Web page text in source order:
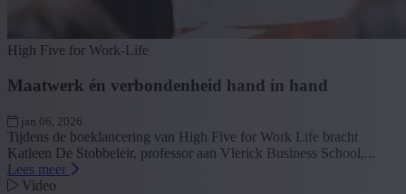
High Five for Work-Life
Maatwerk én verbondenheid hand in hand
jan 06, 2026
Tijdens de boeklancering van High Five for Work Life bracht
Katleen De Stobbeleir, professor aan Vlerick Business School,...
Lees meer
Video